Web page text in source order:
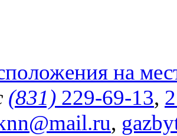
на
(831) 229-69-13,
,